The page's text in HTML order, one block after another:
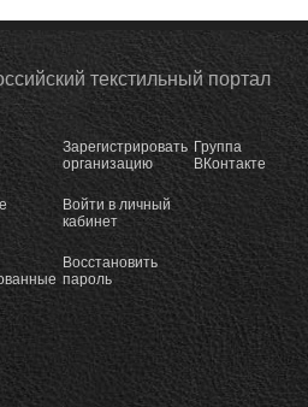
текстильный портал
Зарегистрировать
организацию
Войти в личный
кабинет
Восстановить
пароль
Группа
ВКонтакте